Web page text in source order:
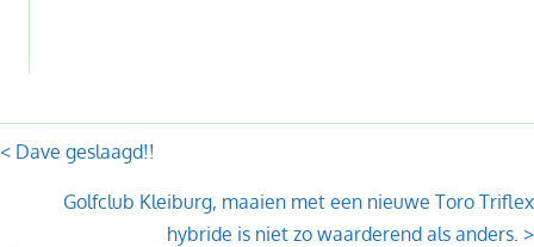
Posts
navigation
< Dave geslaagd!!
Golfclub Kleiburg, maaien met een nieuwe Toro Triflex
hybride is niet zo waarderend als anders. >